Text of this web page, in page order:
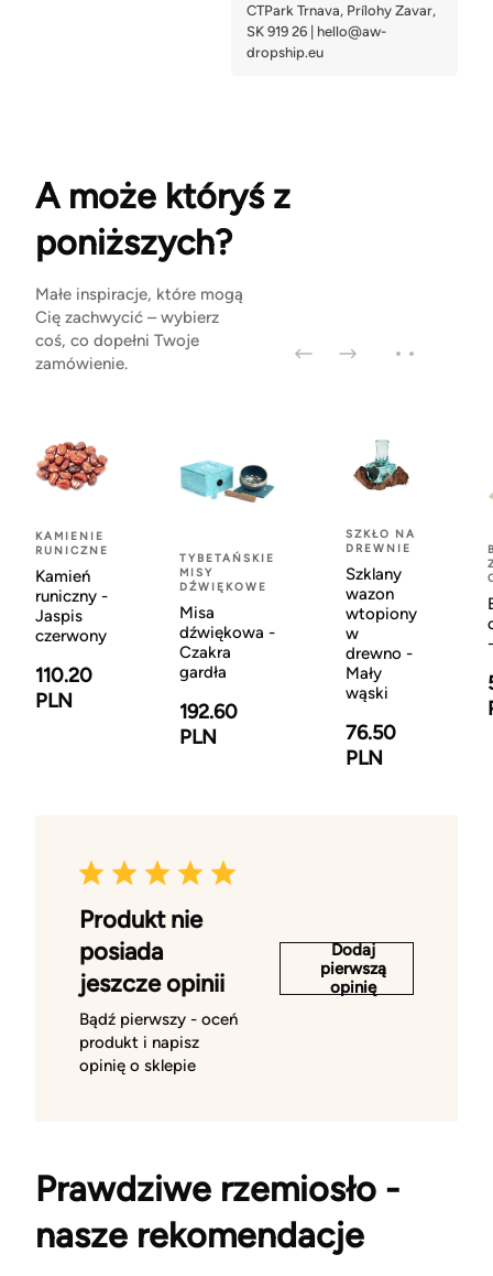
A może któryś z
poniższych?
Małe inspiracje, które mogą
Cię zachwycić – wybierz
coś, co dopełni Twoje
zamówienie.
KAMIENIE
RUNICZNE
Kamień
runiczny -
Jaspis
czerwony
110.20
PLN
TYBETAŃSKIE
MISY
DŹWIĘKOWE
Misa
dźwiękowa -
Czakra
gardła
192.60
PLN
SZKŁO NA
DREWNIE
Szklany
wazon
wtopiony
w
drewno -
Mały
wąski
76.50
PLN
Produkt nie
posiada
jeszcze opinii
Bądź pierwszy - oceń
produkt i napisz
opinię o sklepie
Dodaj
pierwszą
opinię
Prawdziwe rzemiosło -
nasze rekomendacje